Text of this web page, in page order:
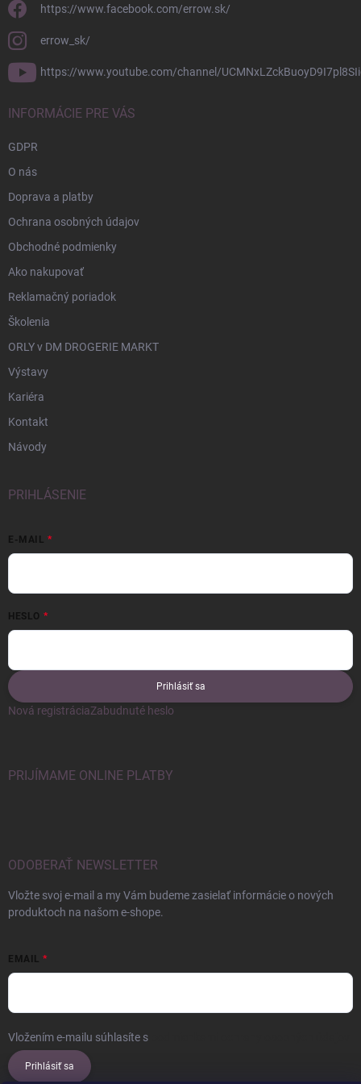
https://www.facebook.com/errow.sk/
errow_sk/
https://www.youtube.com/channel/
INFORMÁCIE PRE VÁS
GDPR
O nás
Doprava a platby
Ochrana osobných údajov
Obchodné podmienky
Ako nakupovať
Reklamačný poriadok
Školenia
ORLY v DM DROGERIE MARKT
Výstavy
Kariéra
Kontakt
Návody
PRIHLÁSENIE
E-MAIL
HESLO
Prihlásiť sa
Nová registráciaZabudnuté heslo
PRIJÍMAME ONLINE PLATBY
ODOBERAŤ NEWSLETTER
Vložte svoj e-mail a my Vám budeme zasielať informácie o nových
produktoch na našom e-shope.
EMAIL
Vložením e-mailu súhlasíte s
Prihlásiť sa